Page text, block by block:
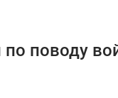
поводу